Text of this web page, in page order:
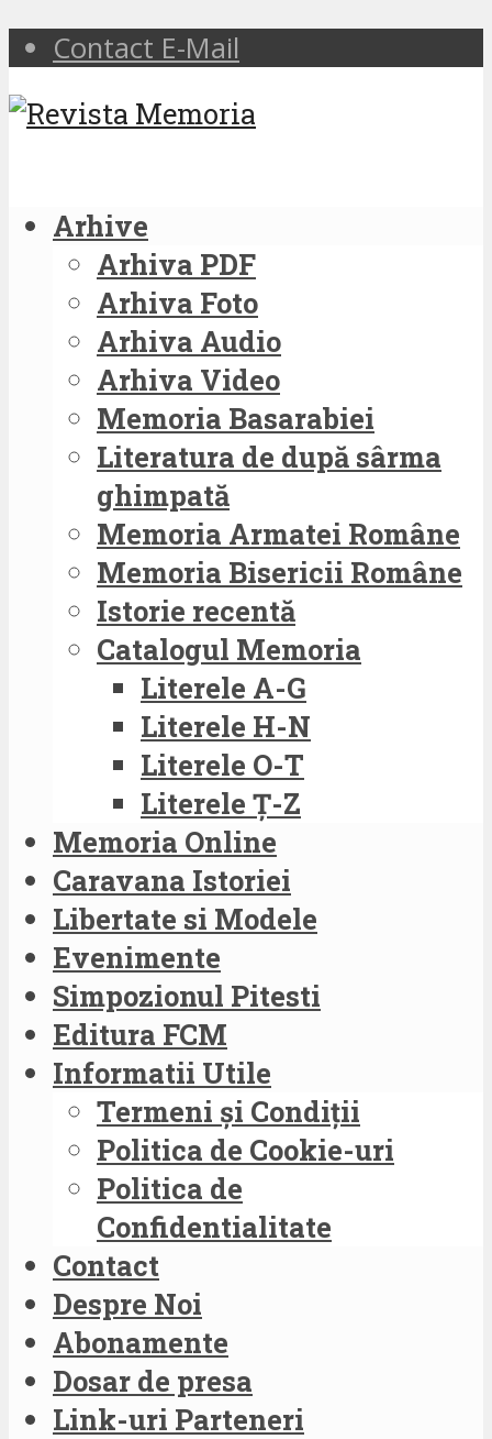
Contact E-Mail
Arhive
Arhiva PDF
Arhiva Foto
Arhiva Audio
Arhiva Video
Memoria Basarabiei
Literatura de după sârma
ghimpată
Memoria Armatei Române
Memoria Bisericii Române
Istorie recentă
Catalogul Memoria
Literele A-G
Literele H-N
Literele O-T
Literele Ț-Z
Memoria Online
Caravana Istoriei
Libertate si Modele
Evenimente
Simpozionul Pitesti
Editura FCM
Informatii Utile
Termeni și Condiții
Politica de Cookie-uri
Politica de
Confidentialitate
Contact
Despre Noi
Abonamente
Dosar de presa
Link-uri Parteneri